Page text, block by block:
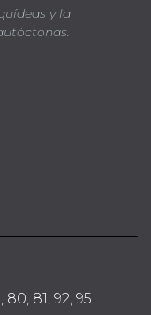
y la
80, 81, 92, 95